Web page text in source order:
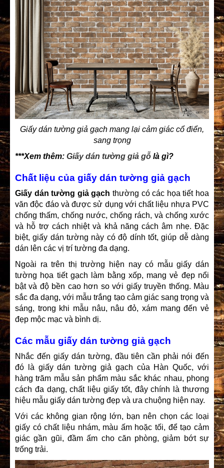
Giấy dán tường giả gạch mang lại cảm giác cổ điển,
sang trọng
***Xem thêm: Giấy dán tường giả gỗ là gì?
Chất liệu của giấy dán tường giả gạch
Giấy dán tường giả gạch thường có các họa tiết hoa
văn độc đáo và được sử dụng với chất liệu nhựa PVC
chống thấm, chống nước, chống rách, và chống xước
và hỗ trợ cách nhiệt và khả năng cách âm nhẹ. Đặc
biệt, giấy dán tường này có độ dính tốt, giúp dễ dàng
dán lên các vị trí tường đa dạng.
Ngoài ra trên thị trường hiện nay có mẫu giấy dán
tường họa tiết gạch làm bằng xốp, mang vẻ đẹp nổi
bật và độ bền cao hơn so với giấy truyền thống. Màu
sắc đa dạng, với mẫu trắng tạo cảm giác sang trọng và
sáng, trong khi mẫu nâu, nâu đỏ, xám mang đến vẻ
đẹp mộc mạc và bình dị.
Các mẫu giấy dán tường giả gạch
Nhắc đến giấy dán tường, đầu tiên cần phải nói đến
đó là giấy dán tường giả gạch của Hàn Quốc, với
hàng trăm mẫu sản phẩm màu sắc khác nhau, phong
cách đa dạng, chất liệu giấy tốt, đây chính là thương
hiệu mẫu giấy dán tường đẹp và ưa chuộng hiện nay.
Với các không gian rộng lớn, bạn nên chọn các loại
giấy có chất liệu nhám, màu ấm hoặc tối, để tạo cảm
giác gần gũi, đầm ấm cho căn phòng, giảm bớt sự
trống trải.